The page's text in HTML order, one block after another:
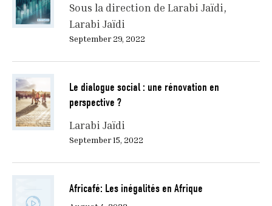
de chômage des jeunes dépasse structurellement
celui des adultes dans un rapport de deux à trois.
formations aux besoins du marché du travail en sont
les principales expressions. (Banque mondiale, 2022)
L'intelligence artificielle s'impose désormais comme
un facteur de transformation structurelle qui affecte
aux jeunes peu qualifiés, sont les plus exposés à
des compétences en analyse de données et pensée
Sous la direction de Larabi Jaïdi
Larabi Jaïdi
September 29, 2022
Le dialogue social : une rénovation en
perspective ?
Larabi Jaïdi
September 15, 2022
Africafé: Les inégalités en Afrique